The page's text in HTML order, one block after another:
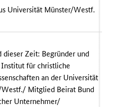
Universität Münster/Westf.
dieser Zeit: Begründer und
für christliche
an der Universität
Mitglied Beirat Bund
Unternehmer/